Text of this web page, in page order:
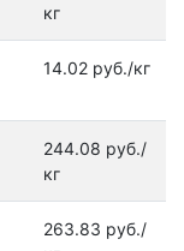
кг
14.02 руб./кг
244.08 руб./
кг
263.83 руб./